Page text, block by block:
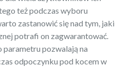
też podczas wyboru
zastanowić się nad tym, jaki
potrafi on zagwarantować.
pozwalają na
odpoczynku pod kocem w